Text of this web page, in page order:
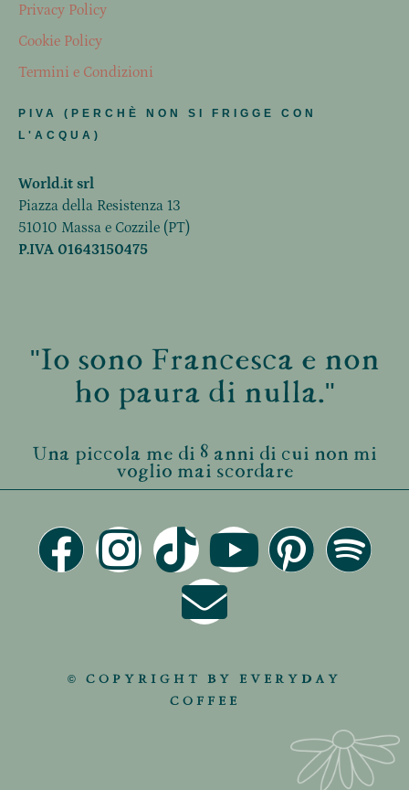
Privacy Policy
Cookie Policy
Termini e Condizioni
PIVA (PERCHÈ NON SI FRIGGE CON
L'ACQUA)
World.it srl
Piazza della Resistenza 13
51010 Massa e Cozzile (PT)
P.IVA 01643150475
"Io sono Francesca e non
ho paura di nulla."
Una piccola me di 8 anni di cui non mi
voglio mai scordare
© COPYRIGHT BY EVERYDAY
COFFEE